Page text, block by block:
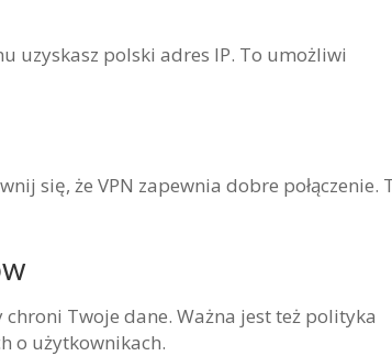
uzyskasz polski adres IP. To umożliwi
się, że VPN zapewnia dobre połączenie.
Twoje dane. Ważna jest też polityka
o użytkownikach.